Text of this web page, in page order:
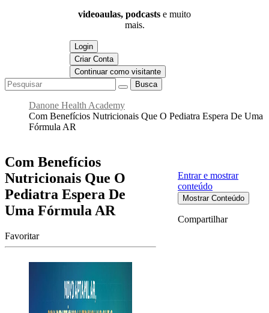
videoaulas, podcasts e muito
mais.
Login
Criar Conta
Continuar como visitante
Busca
Danone Health Academy
Com Benefícios Nutricionais Que O Pediatra Espera De Uma
Fórmula AR
Com Benefícios
Nutricionais Que O
Pediatra Espera De
Uma Fórmula AR
Favoritar
Entrar e mostrar
conteúdo
Mostrar Conteúdo
Compartilhar